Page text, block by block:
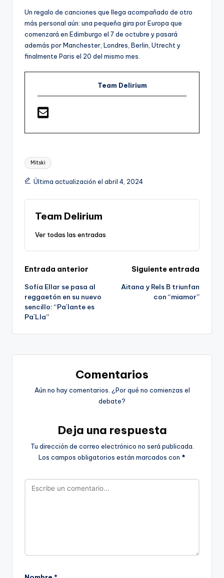
Un regalo de canciones que llega acompañado de otro
más personal aún: una pequeña gira por Europa que
comenzará en Edimburgo el 7 de octubre y pasará
además por Manchester, Londres, Berlin, Utrecht y
finalmente Paris el 20 del mismo mes.
Team Delirium
Etiquetas:
Mitski
Última actualización el abril 4, 2024
Team Delirium
Ver todas las entradas
Navegación
de
entradas
Entrada anterior
Sofía Ellar se pasa al
reggaetón en su nuevo
sencillo: “Pa´lante es
Pa´Lla”
Siguiente entrada
Aitana y Rels B triunfan
con “miamor”
Comentarios
Aún no hay comentarios. ¿Por qué no comienzas el
debate?
Deja una respuesta
Tu dirección de correo electrónico no será publicada.
Los campos obligatorios están marcados con *